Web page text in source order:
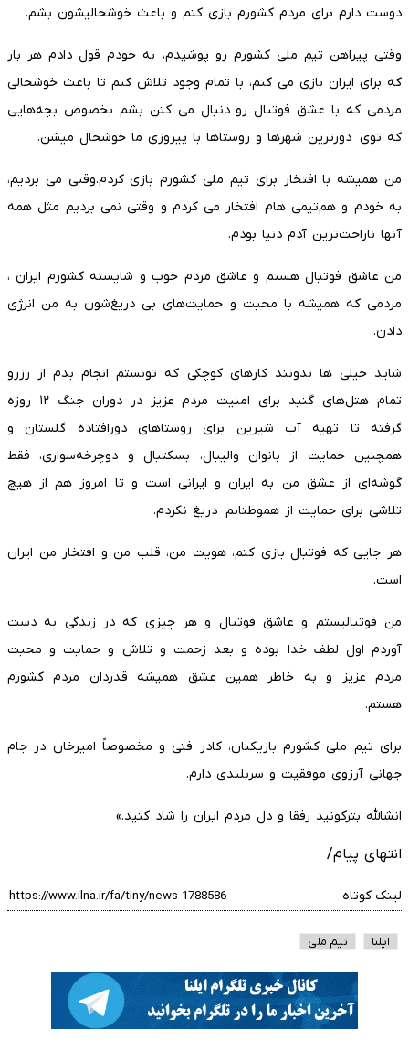
دوست دارم برای مردم کشورم بازی کنم و باعث خوشحالیشون بشم.
وقتی پیراهن تیم ملی کشورم رو پوشیدم، به خودم قول دادم هر بار
که برای ایران بازی می کنم، با تمام وجود تلاش کنم تا باعث خوشحالی
مردمی که با عشق فوتبال رو دنبال می کنن بشم بخصوص بچه‌هایی
که توی دورترین شهرها و روستاها با پیروزی ما خوشحال میشن.
من همیشه با افتخار برای تیم ملی کشورم بازی کردم.وقتی می بردیم،
به خودم و هم‌تیمی هام افتخار می کردم و وقتی نمی بردیم مثل همه
آنها ناراحت‌ترین آدم دنیا بودم.
من عاشق فوتبال هستم و عاشق مردم خوب و شایسته کشورم ایران ،
مردمی که همیشه با محبت و حمایت‌های بی دریغ‌شون به من انرژی
دادن.
شاید خیلی ها بدونند کارهای کوچکی که تونستم انجام بدم از رزرو
تمام هتل‌های گنبد برای امنیت مردم عزیز در دوران جنگ ۱۲ روزه
گرفته تا تهیه آب شیرین برای روستاهای دورافتاده گلستان و
همچنین حمایت از بانوان والیبال، بسکتبال و دوچرخه‌سواری، فقط
گوشه‌ای از عشق من به ایران و ایرانی است و تا امروز هم از هیچ
تلاشی برای حمایت از هموطنانم دریغ نکردم.
هر جایی که فوتبال بازی کنم، هویت من، قلب من و افتخار من ایران
است.
من فوتبالیستم و عاشق فوتبال و هر چیزی که در زندگی به دست
آوردم اول لطف خدا بوده و بعد زحمت و تلاش و حمایت و محبت
مردم عزیز و به خاطر همین عشق همیشه قدردان مردم کشورم
هستم.
برای تیم ملی کشورم بازیکنان، کادر فنی و مخصوصاً امیرخان در جام
جهانی آرزوی موفقیت و سربلندی دارم.
انشالله بترکونید رفقا و دل مردم ایران را شاد کنید.»
انتهای پیام/
لینک کوتاه
ایلنا تیم ملی